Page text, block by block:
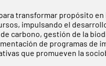
transformar propósito
impulsando el
carbono, gestión de la
de programas de
que promueven la